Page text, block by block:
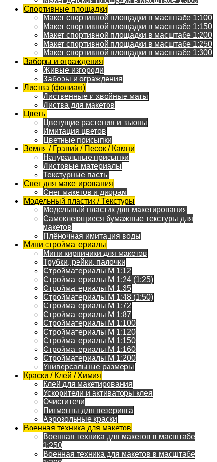
Спортивные площадки
Макет спортивной площадки в масштабе 1:100
Макет спортивной площадки в масштабе 1:150
Макет спортивной площадки в масштабе 1:200
Макет спортивной площадки в масштабе 1:250
Макет спортивной площадки в масштабе 1:300
Заборы и ограждения
Живые изгороди
Заборы и ограждения
Листва (фолиаж)
Лиственные и хвойные маты
Листва для макетов
Цветы
Цветущие растения и вьюны
Имитация цветов
Цветные присыпки
Земля / Гравий / Песок / Камни
Натуральные присыпки
Листовые материалы
Текстурные пасты
Снег для макетирования
Снег макетов и диорам
Модельный пластик / Текстуры
Модельный пластик для макетирования
Самоклеющиеся бумажные текстуры для
макетов
Плёночная имитация воды
Мини стройматериалы
Мини кирпичики для макетов
Трубки, рейки, палочки
Стройматериалы M 1:12
Стройматериалы M 1:24 (1:25)
Стройматериалы M 1:35
Стройматериалы M 1:48 (1:50)
Стройматериалы M 1:72
Стройматериалы M 1:87
Стройматериалы M 1:100
Стройматериалы M 1:120
Стройматериалы M 1:150
Стройматериалы M 1:160
Стройматериалы M 1:200
Универсальные размеры
Краски / Клей / Химия
Клей для макетирования
Ускорители и активаторы клея
Очистители
Пигменты для везеринга
Аэрозольные краски
Военная техника для макетов
Военная техника для макетов в масштабе
1:250
Военная техника для макетов в масштабе